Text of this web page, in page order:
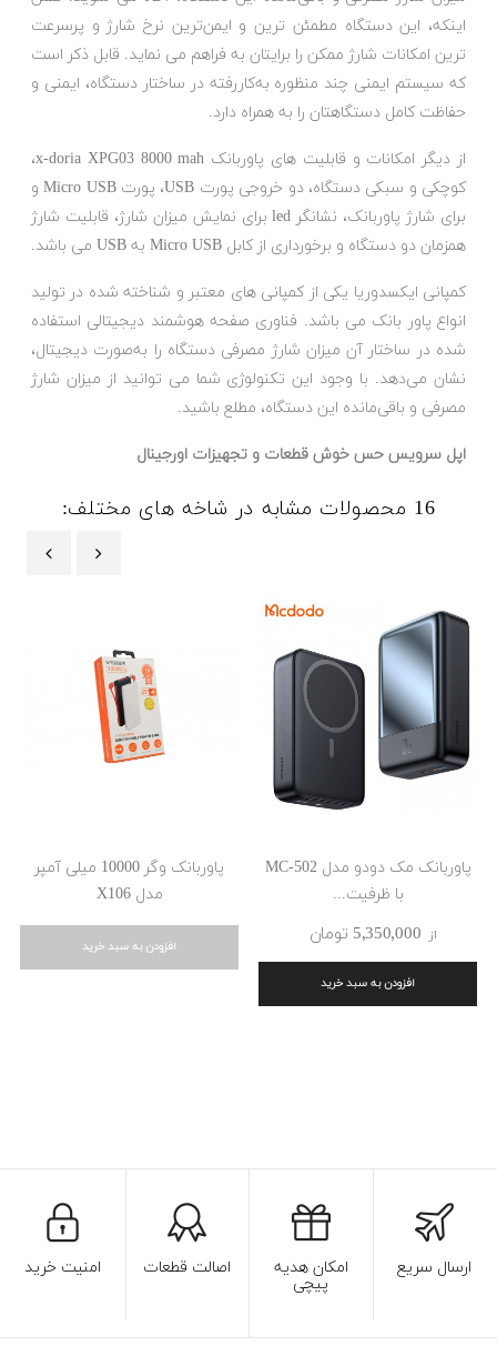
اینکه، این دستگاه مطمئن ترین و ایمن‌ترین نرخ شارژ و پرسرعت‌
ترین امکانات شارژ ممکن را برایتان به فراهم می نماید. قابل ذکر است
که سیستم ایمنی چند منظوره‌ به‌کاررفته در ساختار دستگاه، ایمنی و
حفاظت کامل دستگاهتان را به همراه دارد.
از دیگر امکانات و قابلیت‌ های پاوربانک x-doria XPG03 8000 mah،
کوچکی و سبکی دستگاه، دو خروجی پورت USB، پورت Micro USB و
برای شارژ پاوربانک، نشانگر led برای نمایش میزان شارژ، قابلیت شارژ
همزمان دو دستگاه و برخورداری از کابل Micro USB به USB می باشد.
کمپانی ایکسدوریا یکی از کمپانی های معتبر و شناخته شده در تولید
انواع پاور بانک می باشد. فناوری صفحه‌ هوشمند دیجیتالی استفاده
شده در ساختار آن میزان شارژ مصرفی دستگاه را به‌صورت دیجیتال،
نشان ‌می‌دهد. با وجود این تکنولوژی شما می توانید از میزان شارژ
مصرفی و باقی‌مانده‌ این دستگاه، مطلع باشید.
اپل سرویس حس خوش قطعات و تجهیزات اورجینال
16 محصولات مشابه در شاخه های مختلف:
پاوربانک مک دودو مدل MC-502
با ظرفیت...
از 5٬350٬000 ‎تومان
افزودن به سبد خرید
پاوربانک وگر 10000 میلی آمپر
مدل X106
افزودن به سبد خرید
ارسال سریع امکان هدیه
پیچی
اصالت قطعات امنیت خرید